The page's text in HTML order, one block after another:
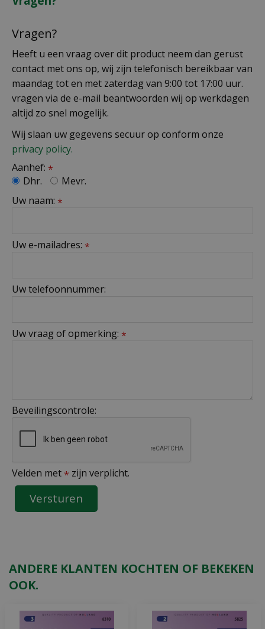
Vragen?
Heeft u een vraag over dit product neem dan gerust
contact met ons op, wij zijn telefonisch bereikbaar van
maandag tot en met zaterdag van 9:00 tot 17:00 uur.
vragen via de e-mail beantwoorden wij op werkdagen
altijd zo snel mogelijk.
Wij slaan uw gegevens secuur op conform onze
privacy policy.
Aanhef: *
Dhr.
Mevr.
Uw naam: *
Uw e-mailadres: *
Uw telefoonnummer:
Uw vraag of opmerking: *
Beveilingscontrole:
Velden met * zijn verplicht.
ANDERE KLANTEN KOCHTEN OF BEKEKEN
OOK.